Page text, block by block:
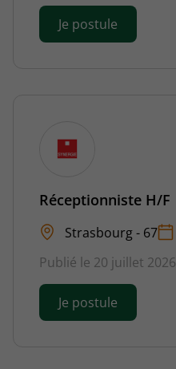
Je postule
Réceptionniste H/F
Strasbourg - 67
Publié le 20 juillet 2026
Je postule